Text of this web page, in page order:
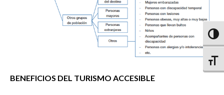
BENEFICIOS DEL TURISMO ACCESIBLE